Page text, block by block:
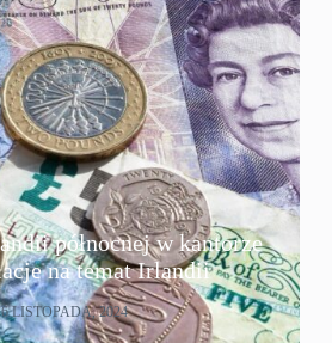
północnej w kantorze
na temat Irlandii
6 LISTOPADA, 2024